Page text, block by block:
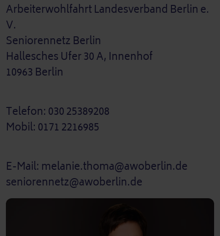
Arbeiterwohlfahrt Landesverband Berlin e.
V.
Seniorennetz Berlin
Hallesches Ufer 30 A, Innenhof
10963 Berlin
Telefon: 030 25389208
Mobil: 0171 2216985
E-Mail: melanie.thoma@awoberlin.de
seniorennetz@awoberlin.de